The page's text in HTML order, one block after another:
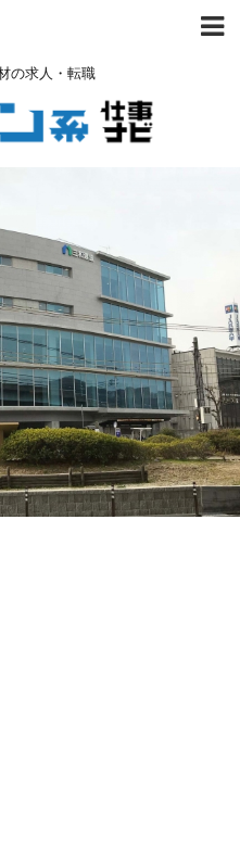
の求人・転職